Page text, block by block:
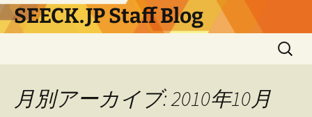
コ
ン SEECK.JP Staff Blog
検
索:
月別アーカイブ: 2010年10月